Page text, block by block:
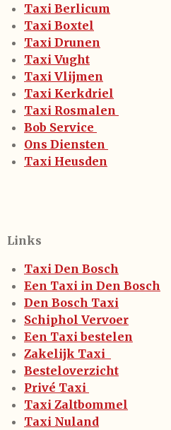
Taxi Berlicum
Taxi Boxtel
Taxi Drunen
Taxi Vught
Taxi Vlijmen
Taxi Kerkdriel
Taxi Rosmalen
Bob Service
Ons Diensten
Taxi Heusden
Links
Taxi Den Bosch
Een Taxi in Den Bosch
Den Bosch Taxi
Schiphol Vervoer
Een Taxi bestelen
Zakelijk Taxi
Besteloverzicht
Privé Taxi
Taxi Zaltbommel
Taxi Nuland